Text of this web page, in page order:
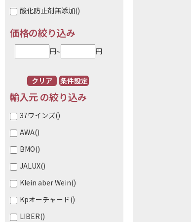
酸化防止剤無添加()
価格の絞り込み
円~ 円
条件設定
クリア
輸入元 の絞り込み
37ワインズ()
AWA()
BMO()
JALUX()
Klein aber Wein()
Kpオーチャード()
LIBER()